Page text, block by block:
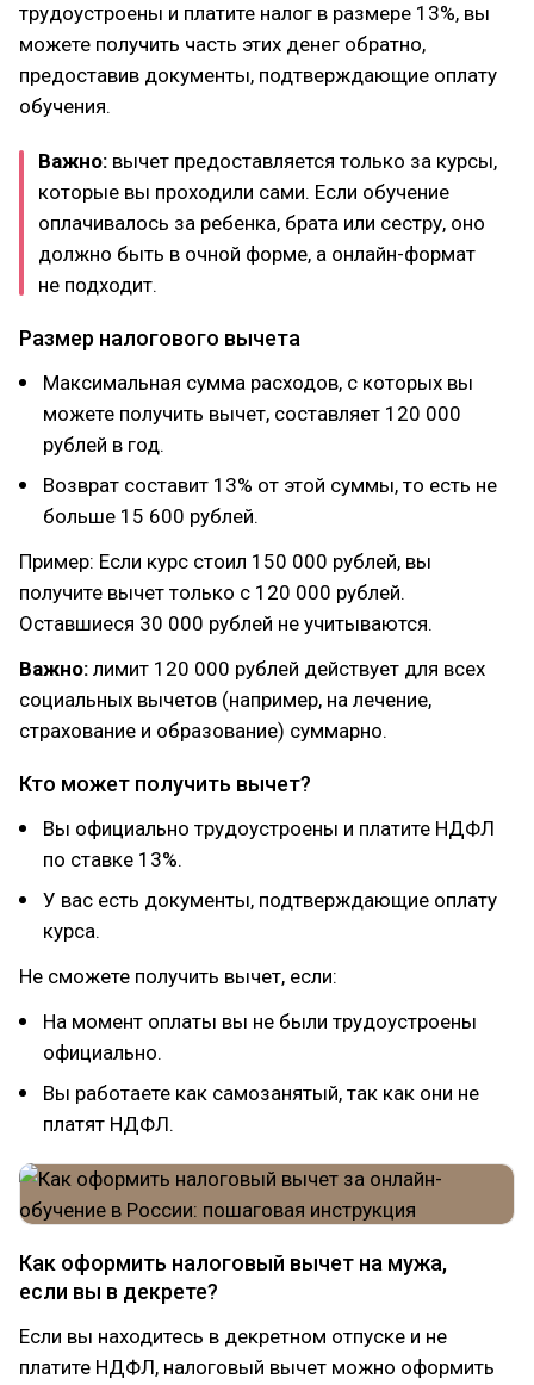
трудоустроены и платите налог в размере 13%, вы
можете получить часть этих денег обратно,
предоставив документы, подтверждающие оплату
обучения.
Важно: вычет предоставляется только за курсы,
которые вы проходили сами. Если обучение
оплачивалось за ребенка, брата или сестру, оно
должно быть в очной форме, а онлайн-формат
не подходит.
Размер налогового вычета
Максимальная сумма расходов, с которых вы
можете получить вычет, составляет 120 000
рублей в год.
Возврат составит 13% от этой суммы, то есть не
больше 15 600 рублей.
Пример: Если курс стоил 150 000 рублей, вы
получите вычет только с 120 000 рублей.
Оставшиеся 30 000 рублей не учитываются.
Важно: лимит 120 000 рублей действует для всех
социальных вычетов (например, на лечение,
страхование и образование) суммарно.
Кто может получить вычет?
Вы официально трудоустроены и платите НДФЛ
по ставке 13%.
У вас есть документы, подтверждающие оплату
курса.
Не сможете получить вычет, если:
На момент оплаты вы не были трудоустроены
официально.
Вы работаете как самозанятый, так как они не
платят НДФЛ.
Как оформить налоговый вычет на мужа,
если вы в декрете?
Если вы находитесь в декретном отпуске и не
платите НДФЛ, налоговый вычет можно оформить